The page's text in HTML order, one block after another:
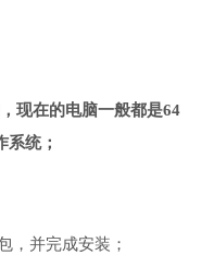
现在的电脑一般都是64
统；
，并完成安装；